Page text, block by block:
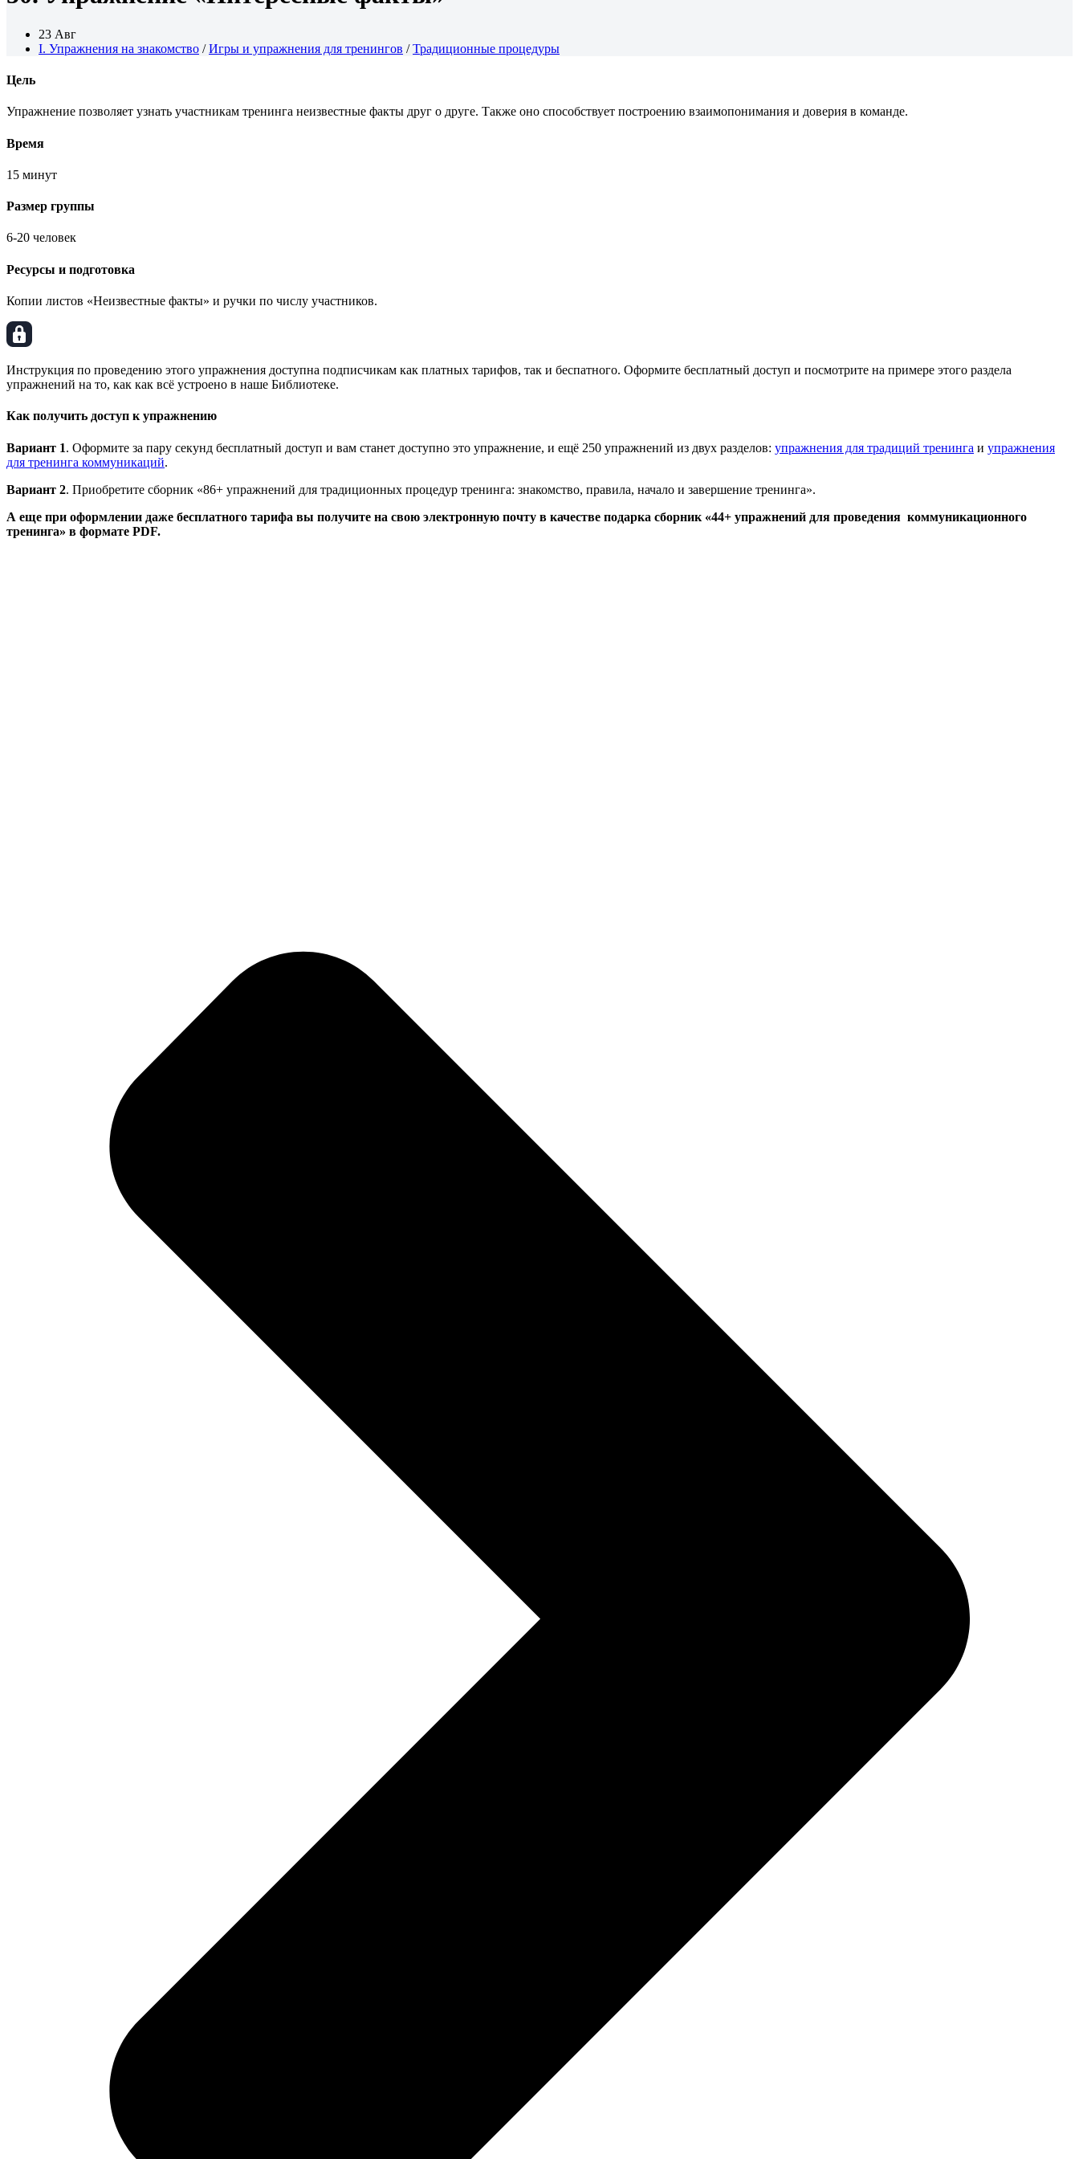
23 Авг
I. Упражнения на знакомство /Игры и упражнения для тренингов /Традиционные процедуры
Цель
Упражнение позволяет узнать участникам тренинга неизвестные факты друг о друге. Также оно способствует построению взаимопонимания и доверия в команде.
Время
15 минут
Размер группы
6-20 человек
Ресурсы и подготовка
Копии листов «Неизвестные факты» и ручки по числу участников.
Инструкция по проведению этого упражнения доступна подписчикам как платных тарифов, так и беспатного. Оформите бесплатный доступ и посмотрите на примере этого раздела
упражнений на то, как как всё устроено в наше Библиотеке.
Как получить доступ к упражнению
Вариант 1. Оформите за пару секунд бесплатный доступ и вам станет доступно это упражнение, и ещё 250 упражнений из двух разделов: упражнения для традиций тренинга и упражнения
для тренинга коммуникаций.
Вариант 2. Приобретите сборник «86+ упражнений для традиционных процедур тренинга: знакомство, правила, начало и завершение тренинга».
А еще при оформлении даже бесплатного тарифа вы получите на свою электронную почту в качестве подарка сборник «44+ упражнений для проведения коммуникационного
тренинга» в формате PDF.